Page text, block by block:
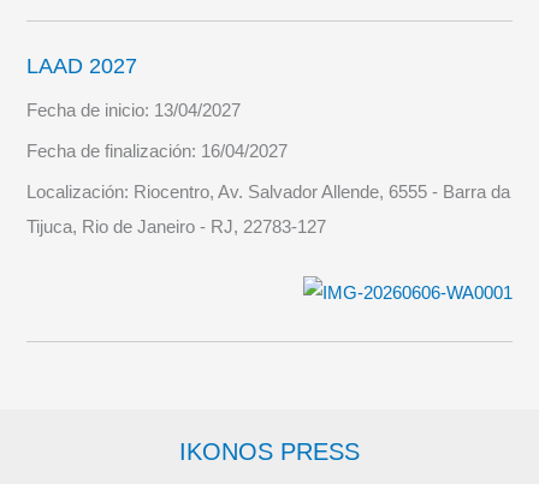
LAAD 2027
Fecha de inicio: 13/04/2027
Fecha de finalización: 16/04/2027
Localización: Riocentro, Av. Salvador Allende, 6555 - Barra da
Tijuca, Rio de Janeiro - RJ, 22783-127
IKONOS PRESS